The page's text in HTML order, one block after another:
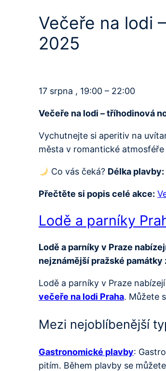
Večeře na lodi
2025
17 srpna , 19:00 – 22:00
Večeře na lodi – tříhodinová
Vychutnejte si aperitiv na
města v romantické
Co vás čeká? Délka plavby:
Přečtěte si popis celé akce:
Lodě a parníky
Lodě a parníky v Praze
nejznámější pražské
Lodě a parníky v Praze
večeře na lodi Praha. Můžete
Mezi nejoblíbenější
Gastronomické plavby:
pitím. Během plavby se